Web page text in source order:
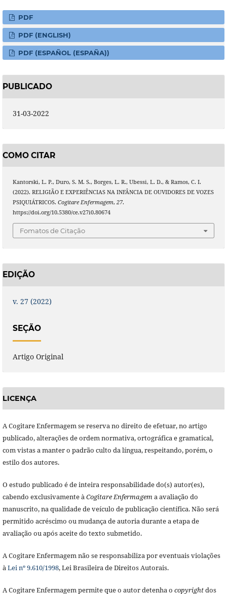
PDF
PDF (ENGLISH)
PDF (ESPAÑOL (ESPAÑA))
PUBLICADO
31-03-2022
COMO CITAR
Kantorski, L. P., Duro, S. M. S., Borges, L. R., Ubessi‬, L. D., & Ramos, C. I.
(2022). RELIGIÃO E EXPERIÊNCIAS NA INFÂNCIA DE OUVIDORES DE VOZES
PSIQUIÁTRICOS. Cogitare Enfermagem, 27.
https://doi.org/10.5380/ce.v27i0.80674
Fomatos de Citação
EDIÇÃO
v. 27 (2022)
SEÇÃO
Artigo Original
LICENÇA
A Cogitare Enfermagem se reserva no direito de efetuar, no artigo
publicado, alterações de ordem normativa, ortográfica e gramatical,
com vistas a manter o padrão culto da língua, respeitando, porém, o
estilo dos autores.
O estudo publicado é de inteira responsabilidade do(s) autor(es),
cabendo exclusivamente àCogitare Enfermagema avaliação do
manuscrito, na qualidade de veículo de publicação científica. Não será
permitido acréscimo ou mudança de autoria durante a etapa de
avaliação ou após aceite do texto submetido.
A Cogitare Enfermagem não se responsabiliza por eventuais violações
àLei nº 9.610/1998, Lei Brasileira de Direitos Autorais.
A Cogitare Enfermagem permite que o autor detenha o copyrightdos